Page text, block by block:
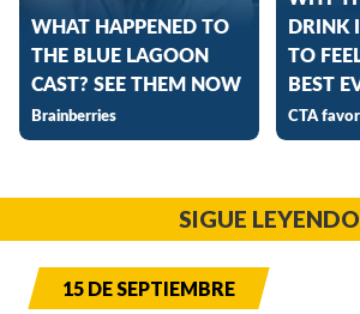
SIGUE LEYENDO
15 DE SEPTIEMBRE